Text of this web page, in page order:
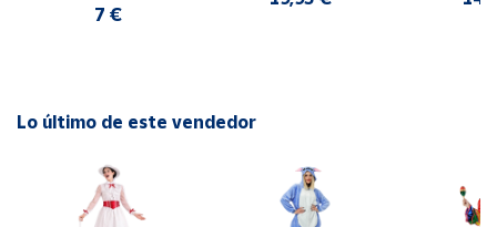
7 €
Lo último de este vendedor